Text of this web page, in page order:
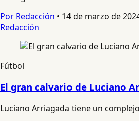
Por Redacción • 14 de marzo de
Redacción
Fútbol
El gran calvario de Luciano
Luciano Arriagada tiene un